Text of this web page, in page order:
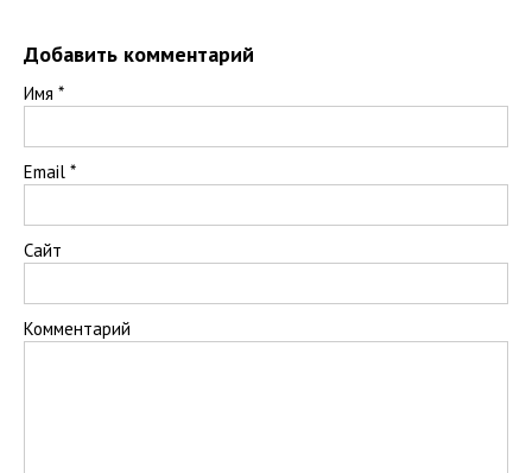
Добавить комментарий
Имя *
Email *
Сайт
Комментарий